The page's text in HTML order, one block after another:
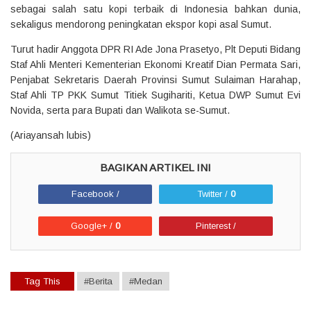
sebagai salah satu kopi terbaik di Indonesia bahkan dunia,
sekaligus mendorong peningkatan ekspor kopi asal Sumut.
Turut hadir Anggota DPR RI Ade Jona Prasetyo, Plt Deputi Bidang
Staf Ahli Menteri Kementerian Ekonomi Kreatif Dian Permata Sari,
Penjabat Sekretaris Daerah Provinsi Sumut Sulaiman Harahap,
Staf Ahli TP PKK Sumut Titiek Sugihariti, Ketua DWP Sumut Evi
Novida, serta para Bupati dan Walikota se-Sumut.
(Ariayansah lubis)
Facebook / Twitter / 0
Google+ / 0 Pinterest /
Tag This #Berita #Medan